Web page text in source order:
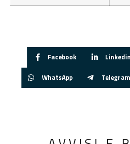
Facebook Linkedin
WhatsApp Telegram